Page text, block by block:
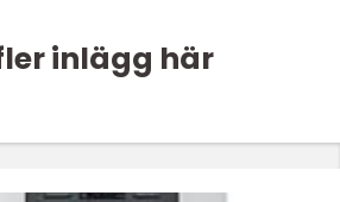
inlägg här